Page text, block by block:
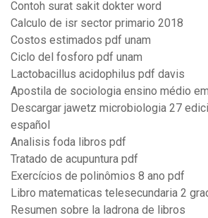
Contoh surat sakit dokter word
Calculo de isr sector primario 2018
Costos estimados pdf unam
Ciclo del fosforo pdf unam
Lactobacillus acidophilus pdf davis
Apostila de sociologia ensino médio
Descargar jawetz microbiologia 27
español
Analisis foda libros pdf
Tratado de acupuntura pdf
Exercícios de polinômios 8 ano pdf
Libro matematicas telesecundaria 2
Resumen sobre la ladrona de libros